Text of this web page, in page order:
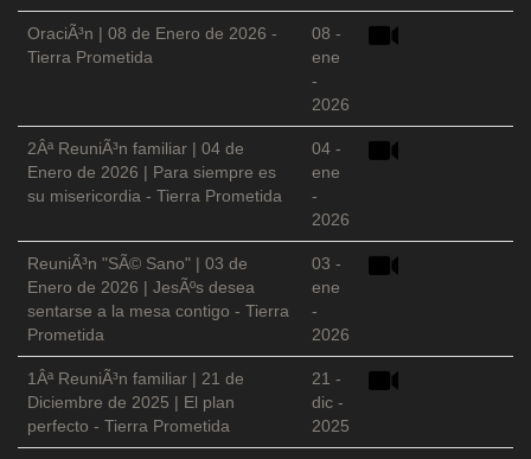
OraciÃ³n | 08 de Enero de 2026 -
Tierra Prometida
08 -
ene
-
2026
2Âª ReuniÃ³n familiar | 04 de
Enero de 2026 | Para siempre es
su misericordia - Tierra Prometida
04 -
ene
-
2026
ReuniÃ³n "SÃ© Sano" | 03 de
Enero de 2026 | JesÃºs desea
sentarse a la mesa contigo - Tierra
Prometida
03 -
ene
-
2026
1Âª ReuniÃ³n familiar | 21 de
Diciembre de 2025 | El plan
perfecto - Tierra Prometida
21 -
dic -
2025